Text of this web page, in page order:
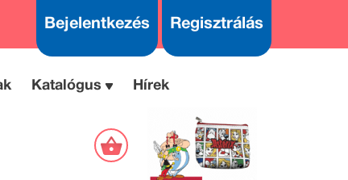
Bejelentkezés Regisztrálás
Katalógus Hírek